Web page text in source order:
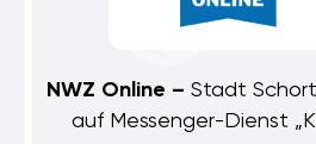
NWZ Online –Stadt
auf Messenger-Dienst